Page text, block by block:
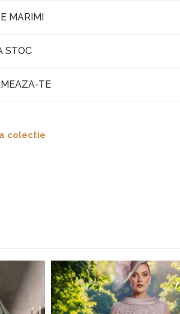
MARIMI
STOC
TE
colectie